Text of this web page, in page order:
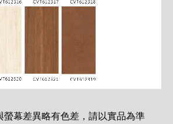
螢幕差異略有色差，請以實品為準